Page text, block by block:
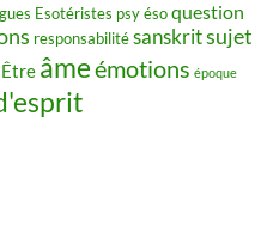
Esotéristes psy ésoquestion
responsabilitésanskritsujet
Être âmeémotions époque